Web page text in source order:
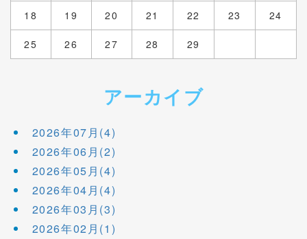
18 19 20 21 22 23 24
25 26 27 28 29
アーカイブ
2026年07月(4)
2026年06月(2)
2026年05月(4)
2026年04月(4)
2026年03月(3)
2026年02月(1)